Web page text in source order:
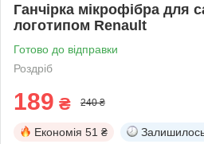
Ганчірка мікрофібра для
логотипом Renault
Готово до відправки
Роздріб
189 ₴ 240 ₴
Економія 51 ₴